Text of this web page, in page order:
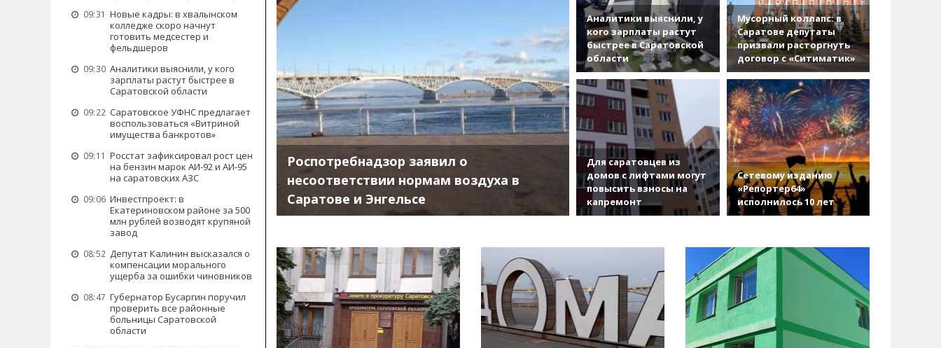
09:31 Новые кадры: в хвалынском
колледже скоро начнут
готовить медсестер и
фельдшеров
09:30 Аналитики выяснили, у кого
зарплаты растут быстрее в
Саратовской области
09:22 Саратовское УФНС предлагает
воспользоваться «Витриной
имущества банкротов»
09:11 Росстат зафиксировал рост цен
на бензин марок АИ-92 и АИ-95
на саратовских АЗС
09:06 Инвестпроект: в
Екатериновском районе за 500
млн рублей возводят крупяной
завод
08:52 Депутат Калинин высказался о
компенсации морального
ущерба за ошибки чиновников
08:47 Губернатор Бусаргин поручил
проверить все районные
больницы Саратовской
области
Роспотребнадзор заявил о
несоответствии нормам воздуха в
Саратове и Энгельсе
Аналитики выяснили, у
кого зарплаты растут
быстрее в Саратовской
области
Мусорный коллапс: в
Саратове депутаты
призвали расторгнуть
договор с «Ситиматик»
Для саратовцев из
домов с лифтами могут
повысить взносы на
капремонт
Сетевому изданию
«Репортер64»
исполнилось 10 лет